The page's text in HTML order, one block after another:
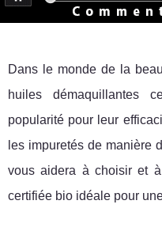
Dans le monde de la
huiles démaquillantes
popularité pour leur
les impuretés de manière
vous aidera à choisir et
certifiée bio idéale pour